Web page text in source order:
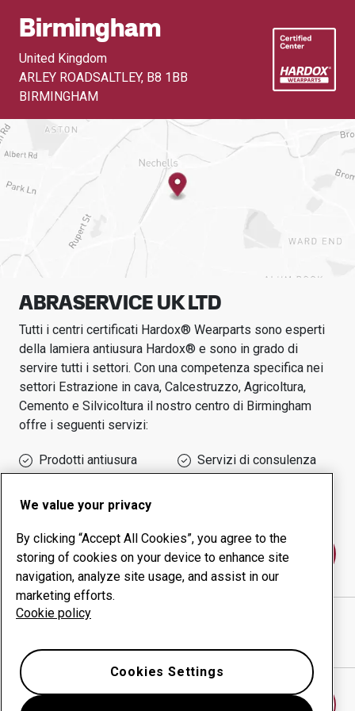
Birmingham
United Kingdom
ARLEY ROADSALTLEY, B8 1BB
BIRMINGHAM
ABRASERVICE UK LTD
Tutti i centri certificati Hardox® Wearparts sono esperti
della lamiera antiusura Hardox® e sono in grado di
servire tutti i settori. Con una competenza specifica nei
settori Estrazione in cava, Calcestruzzo, Agricoltura,
Cemento e Silvicoltura il nostro centro di Birmingham
offre i seguenti servizi:
Prodotti antiusura
Servizi di consulenza
produttività
Contattaci
ABRASERVICE UK LTD
We value your privacy
By clicking “Accept All Cookies”, you agree to the
storing of cookies on your device to enhance site
navigation, analyze site usage, and assist in our
marketing efforts.
Cookie policy
Cookies Settings